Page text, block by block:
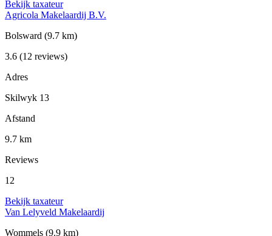
Bekijk taxateur
Agricola Makelaardij B.V.
Bolsward (9.7 km)
3.6 (12 reviews)
Adres
Skilwyk 13
Afstand
9.7 km
Reviews
12
Bekijk taxateur
Van Lelyveld Makelaardij
Wommels (9.9 km)